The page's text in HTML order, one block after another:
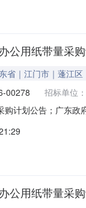
公用纸带量采
省｜江门市｜蓬江区
00278 招标单位：
购计划公告；广东
江门市蓬江区
公用纸带量采